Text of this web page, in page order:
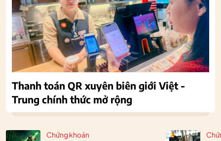
Chứng khoán
Thanh toán QR xuyên biên giới Việt -
Trung chính thức mở rộng